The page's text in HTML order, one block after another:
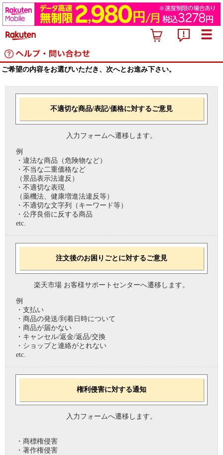
ご希望の内容をお選びいただき、次へとお進み下さい。
不適切な商品/表記/価格に対するご意見
入力フォームへ遷移します。
例
・違法な商品（危険物など）
・不当な二重価格など
（景品表示法違反）
・不適切な表現
（薬機法、健康増進法違反等）
・不適切な文字列（キーワード等）
・公序良俗に反する商品
etc.
注文後のお困りごとに対するご意見
楽天市場 お客様サポートセンターへ遷移します。
例
・支払い
・商品の発送/到着日時について
・商品が届かない
・キャンセル/返金/返品/交換
・ショップと連絡がとれない
etc.
権利侵害に対する通知
入力フォームへ遷移します。
・商標権侵害
・著作権侵害